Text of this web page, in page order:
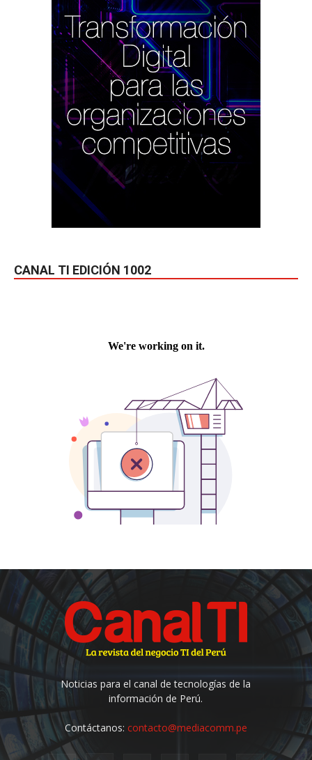
CANAL TI EDICIÓN 1002
Noticias para el canal de tecnologías de la
información de Perú.
Contáctanos: contacto@mediacomm.pe